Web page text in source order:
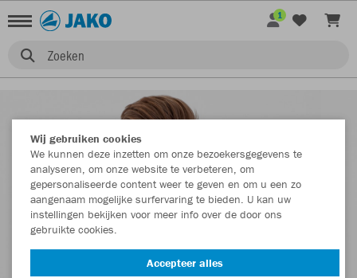
Zoeken
1
Wij gebruiken cookies
We kunnen deze inzetten om onze bezoekersgegevens te
analyseren, om onze website te verbeteren, om
gepersonaliseerde content weer te geven en om u een zo
aangenaam mogelijke surfervaring te bieden. U kan uw
instellingen bekijken voor meer info over de door ons
gebruikte cookies.
Accepteer alles